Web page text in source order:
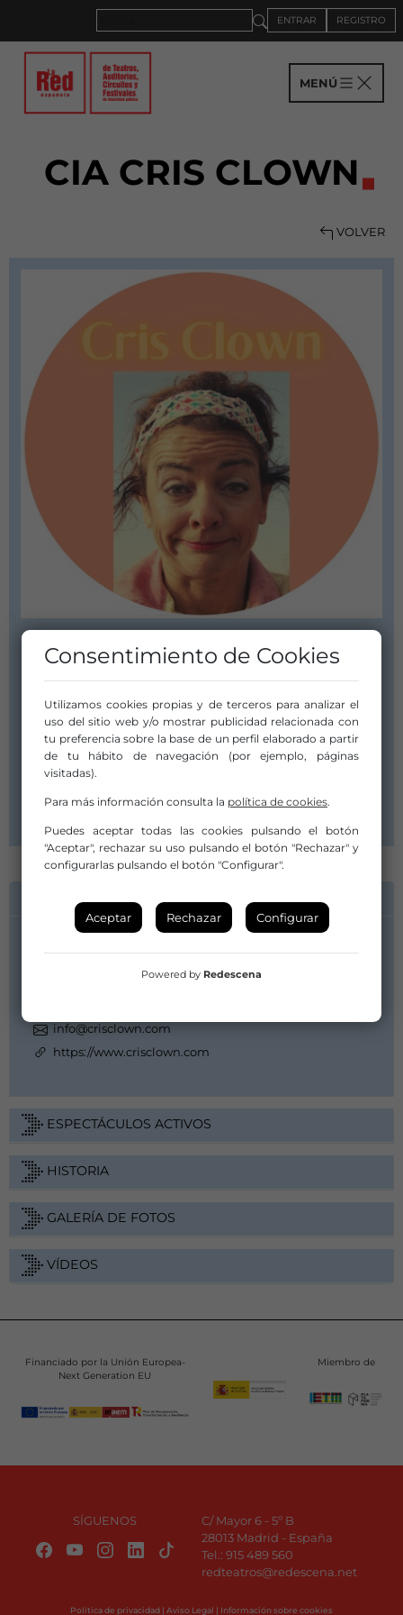
ENTRAR REGISTRO
MENÚ
CIA CRIS CLOWN
VOLVER
COMPAÑÍA
CIA CRIS CLOWN
c/ Narcis Monturiol , 37-39
08340 Vilasar de mar
Barcelona
Cataluña / Catalunya
info@crisclown.com
https://www.crisclown.com
ESPECTÁCULOS ACTIVOS
HISTORIA
GALERÍA DE FOTOS
VÍDEOS
Financiado por la Unión Europea-
Next Generation EU
Miembro de
SÍGUENOS
C/ Mayor 6 - 5º B
28013 Madrid - España
Tel.: 915 489 560
redteatros@redescena.net
Política de privacidad | Aviso Legal | Información sobre cookies
Consentimiento de Cookies
Utilizamos cookies propias y de terceros para analizar el
uso del sitio web y/o mostrar publicidad relacionada con
tu preferencia sobre la base de un perfil elaborado a partir
de tu hábito de navegación (por ejemplo, páginas
visitadas).
Para más información consulta la política de cookies.
Puedes aceptar todas las cookies pulsando el botón
"Aceptar", rechazar su uso pulsando el botón "Rechazar" y
configurarlas pulsando el botón "Configurar".
Aceptar Rechazar Configurar
Powered by Redescena